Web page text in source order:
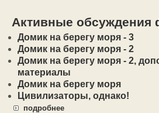
Активные обсуждения
Домик на берегу моря - 3
Домик на берегу моря - 2
Домик на берегу моря - 2,
материалы
Домик на берегу моря
Цивилизаторы, однако!
подробнее